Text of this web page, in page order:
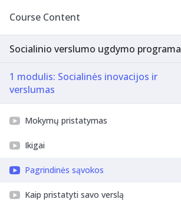
Course Content
Socialinio verslumo ugdymo programa
1 modulis: Socialinės inovacijos ir
verslumas
Mokymų pristatymas
Ikigai
Pagrindinės sąvokos
Kaip pristatyti savo verslą